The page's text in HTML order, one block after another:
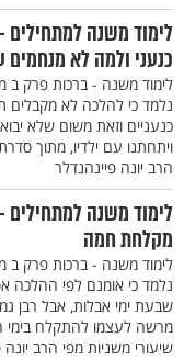
לימוד משנה
כנעני ולמה לא מנחמים
לימוד משנה - ברכות פרק
נלמד כי להלכה לא מקבלים
כנעניים וזאת משום שלא
ויתחתנו עם ילדיו, מתוך
הרב יונה פיינהנדלר
מקלחת חמה
לימוד משנה - ברכות פרק
נלמד כי אומנם לפי ההלכה
שבעת ימי אבלות, אבל רבן
מרשה לעצמו להתקלח בימי
שיעורי משניות מפי הרב יונה